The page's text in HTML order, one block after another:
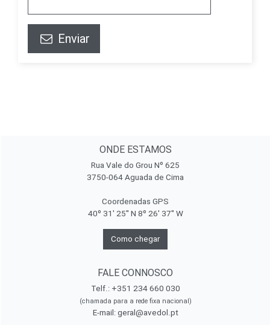
Enviar
ONDE ESTAMOS
Rua Vale do Grou Nº 625
3750-064 Aguada de Cima
Coordenadas GPS
40º 31' 25'' N 8º 26' 37'' W
Como chegar
FALE CONNOSCO
Telf.: +351 234 660 030
(chamada para a rede fixa nacional)
E-mail: geral@avedol.pt